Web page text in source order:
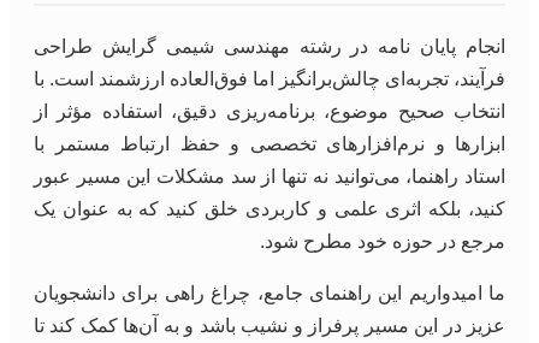
انجام پایان نامه در رشته مهندسی شیمی گرایش طراحی
فرآیند، تجربه‌ای چالش‌برانگیز اما فوق‌العاده ارزشمند است. با
انتخاب صحیح موضوع، برنامه‌ریزی دقیق، استفاده مؤثر از
ابزارها و نرم‌افزارهای تخصصی و حفظ ارتباط مستمر با
استاد راهنما، می‌توانید نه تنها از سد مشکلات این مسیر عبور
کنید، بلکه اثری علمی و کاربردی خلق کنید که به عنوان یک
مرجع در حوزه خود مطرح شود.
ما امیدواریم این راهنمای جامع، چراغ راهی برای دانشجویان
عزیز در این مسیر پرفراز و نشیب باشد و به آن‌ها کمک کند تا